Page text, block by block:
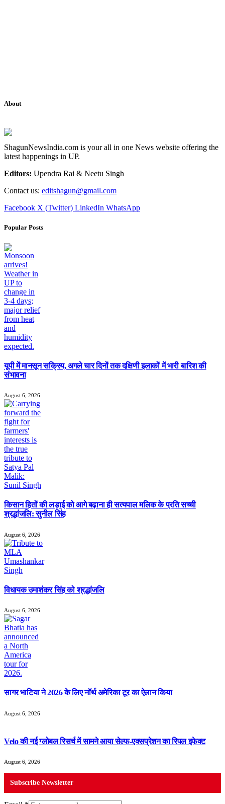
About
ShagunNewsIndia.com is your all in one News website offering the
latest happenings in UP.
Editors: Upendra Rai & Neetu Singh
Contact us: editshagun@gmail.com
Facebook X (Twitter) LinkedIn WhatsApp
Popular Posts
यूपी में मानसून सक्रिय, अगले चार दिनों तक दक्षिणी इलाकों में भारी बारिश की
संभावना
August 6, 2026
किसान हितों की लड़ाई को आगे बढ़ाना ही सत्यपाल मलिक के प्रति सच्ची
श्रद्धांजलि: सुनील सिंह
August 6, 2026
विधायक उमाशंकर सिंह को श्रद्धांजलि
August 6, 2026
सागर भाटिया ने 2026 के लिए नॉर्थ अमेरिका टूर का ऐलान किया
August 6, 2026
Velo की नई ग्लोबल रिसर्च में सामने आया सेल्फ-एक्सप्रेशन का रिपल इफेक्ट
August 6, 2026
Subscribe Newsletter